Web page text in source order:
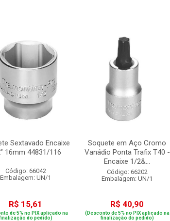
Sextavado Encaixe
16mm 44831/116
Código: 66042
Embalagem: UN/1
R$ 15,61
de 5% no PIX aplicado na
do pedido)
Soquete em Aço Cromo
Vanádio Ponta Trafix T40 -
Encaixe 1/2&...
Código: 66202
Embalagem: UN/1
R$ 40,90
(Desconto de 5% no PIX aplicado na
finalização do pedido)